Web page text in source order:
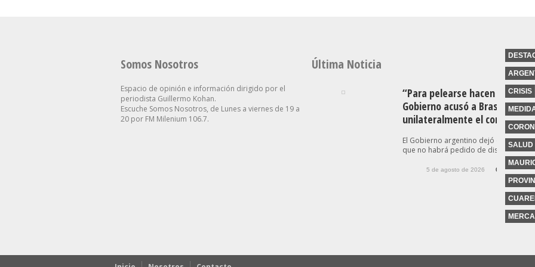
Somos Nosotros
Espacio de opinión e información dirigido por el
periodista Guillermo Kohan.
Escuche Somos Nosotros, de Lunes a viernes de 19 a
20 por FM Milenium 106.7.
Última Noticia
“Para pelearse hacen falta
Gobierno acusó a Brasil de
unilateralmente el conflicto
El Gobierno argentino dejó en claro
que no habrá pedido de disculpas...
5 de agosto de 2026 0
CRISIS
SALUD